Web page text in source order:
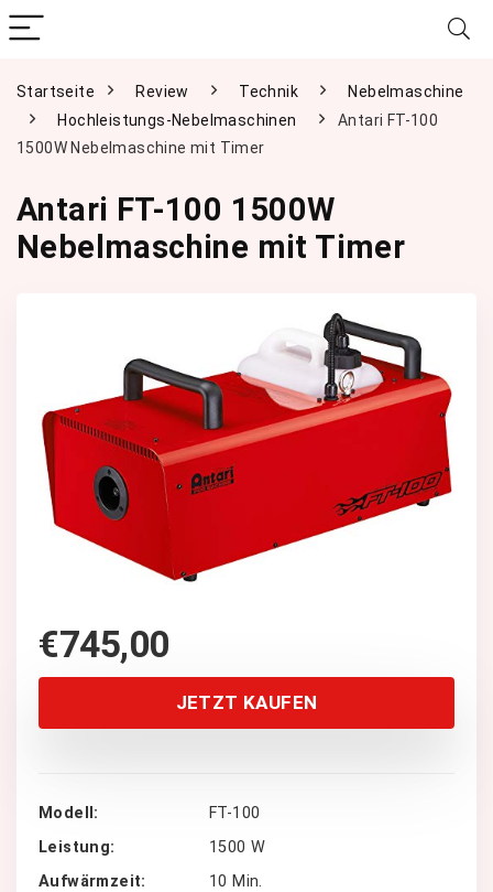
Startseite Review Technik
Nebelmaschine
Hochleistungs-Nebelmaschinen
Antari FT-100
1500W Nebelmaschine mit Timer
Antari FT-100 1500W
Nebelmaschine mit Timer
€745,00
JETZT KAUFEN
Modell
FT-100
Leistung
1500 W
Aufwärmzeit
10 Min.